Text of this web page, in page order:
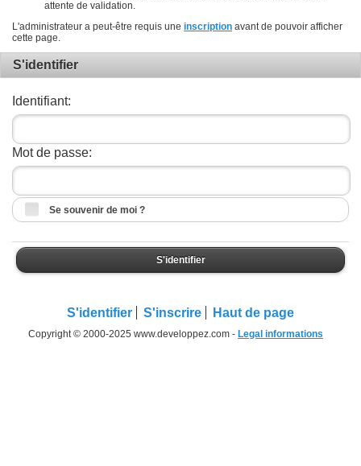
attente de validation.
L'administrateur a peut-être requis une inscription avant de pouvoir afficher
cette page.
S'identifier
Identifiant:
Mot de passe:
Se souvenir de moi ?
S'identifier
S'identifier S'inscrire Haut de page
Copyright © 2000-2025 www.developpez.com - Legal informations